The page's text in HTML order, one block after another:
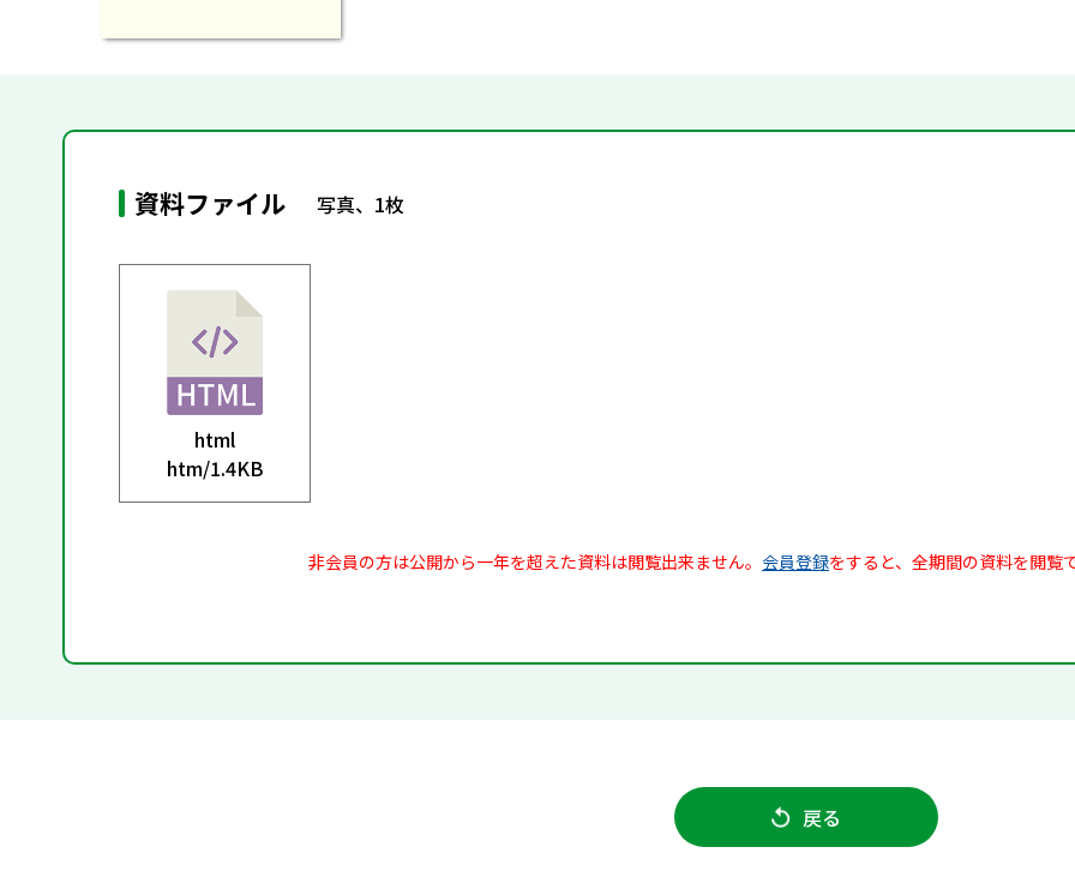
資料ファイル 写真、1枚
html
htm/1.4KB
非会員の方は公開から一年を超えた資料は閲覧出来ません。 会員登録をすると、全期間の資料を閲覧
戻る